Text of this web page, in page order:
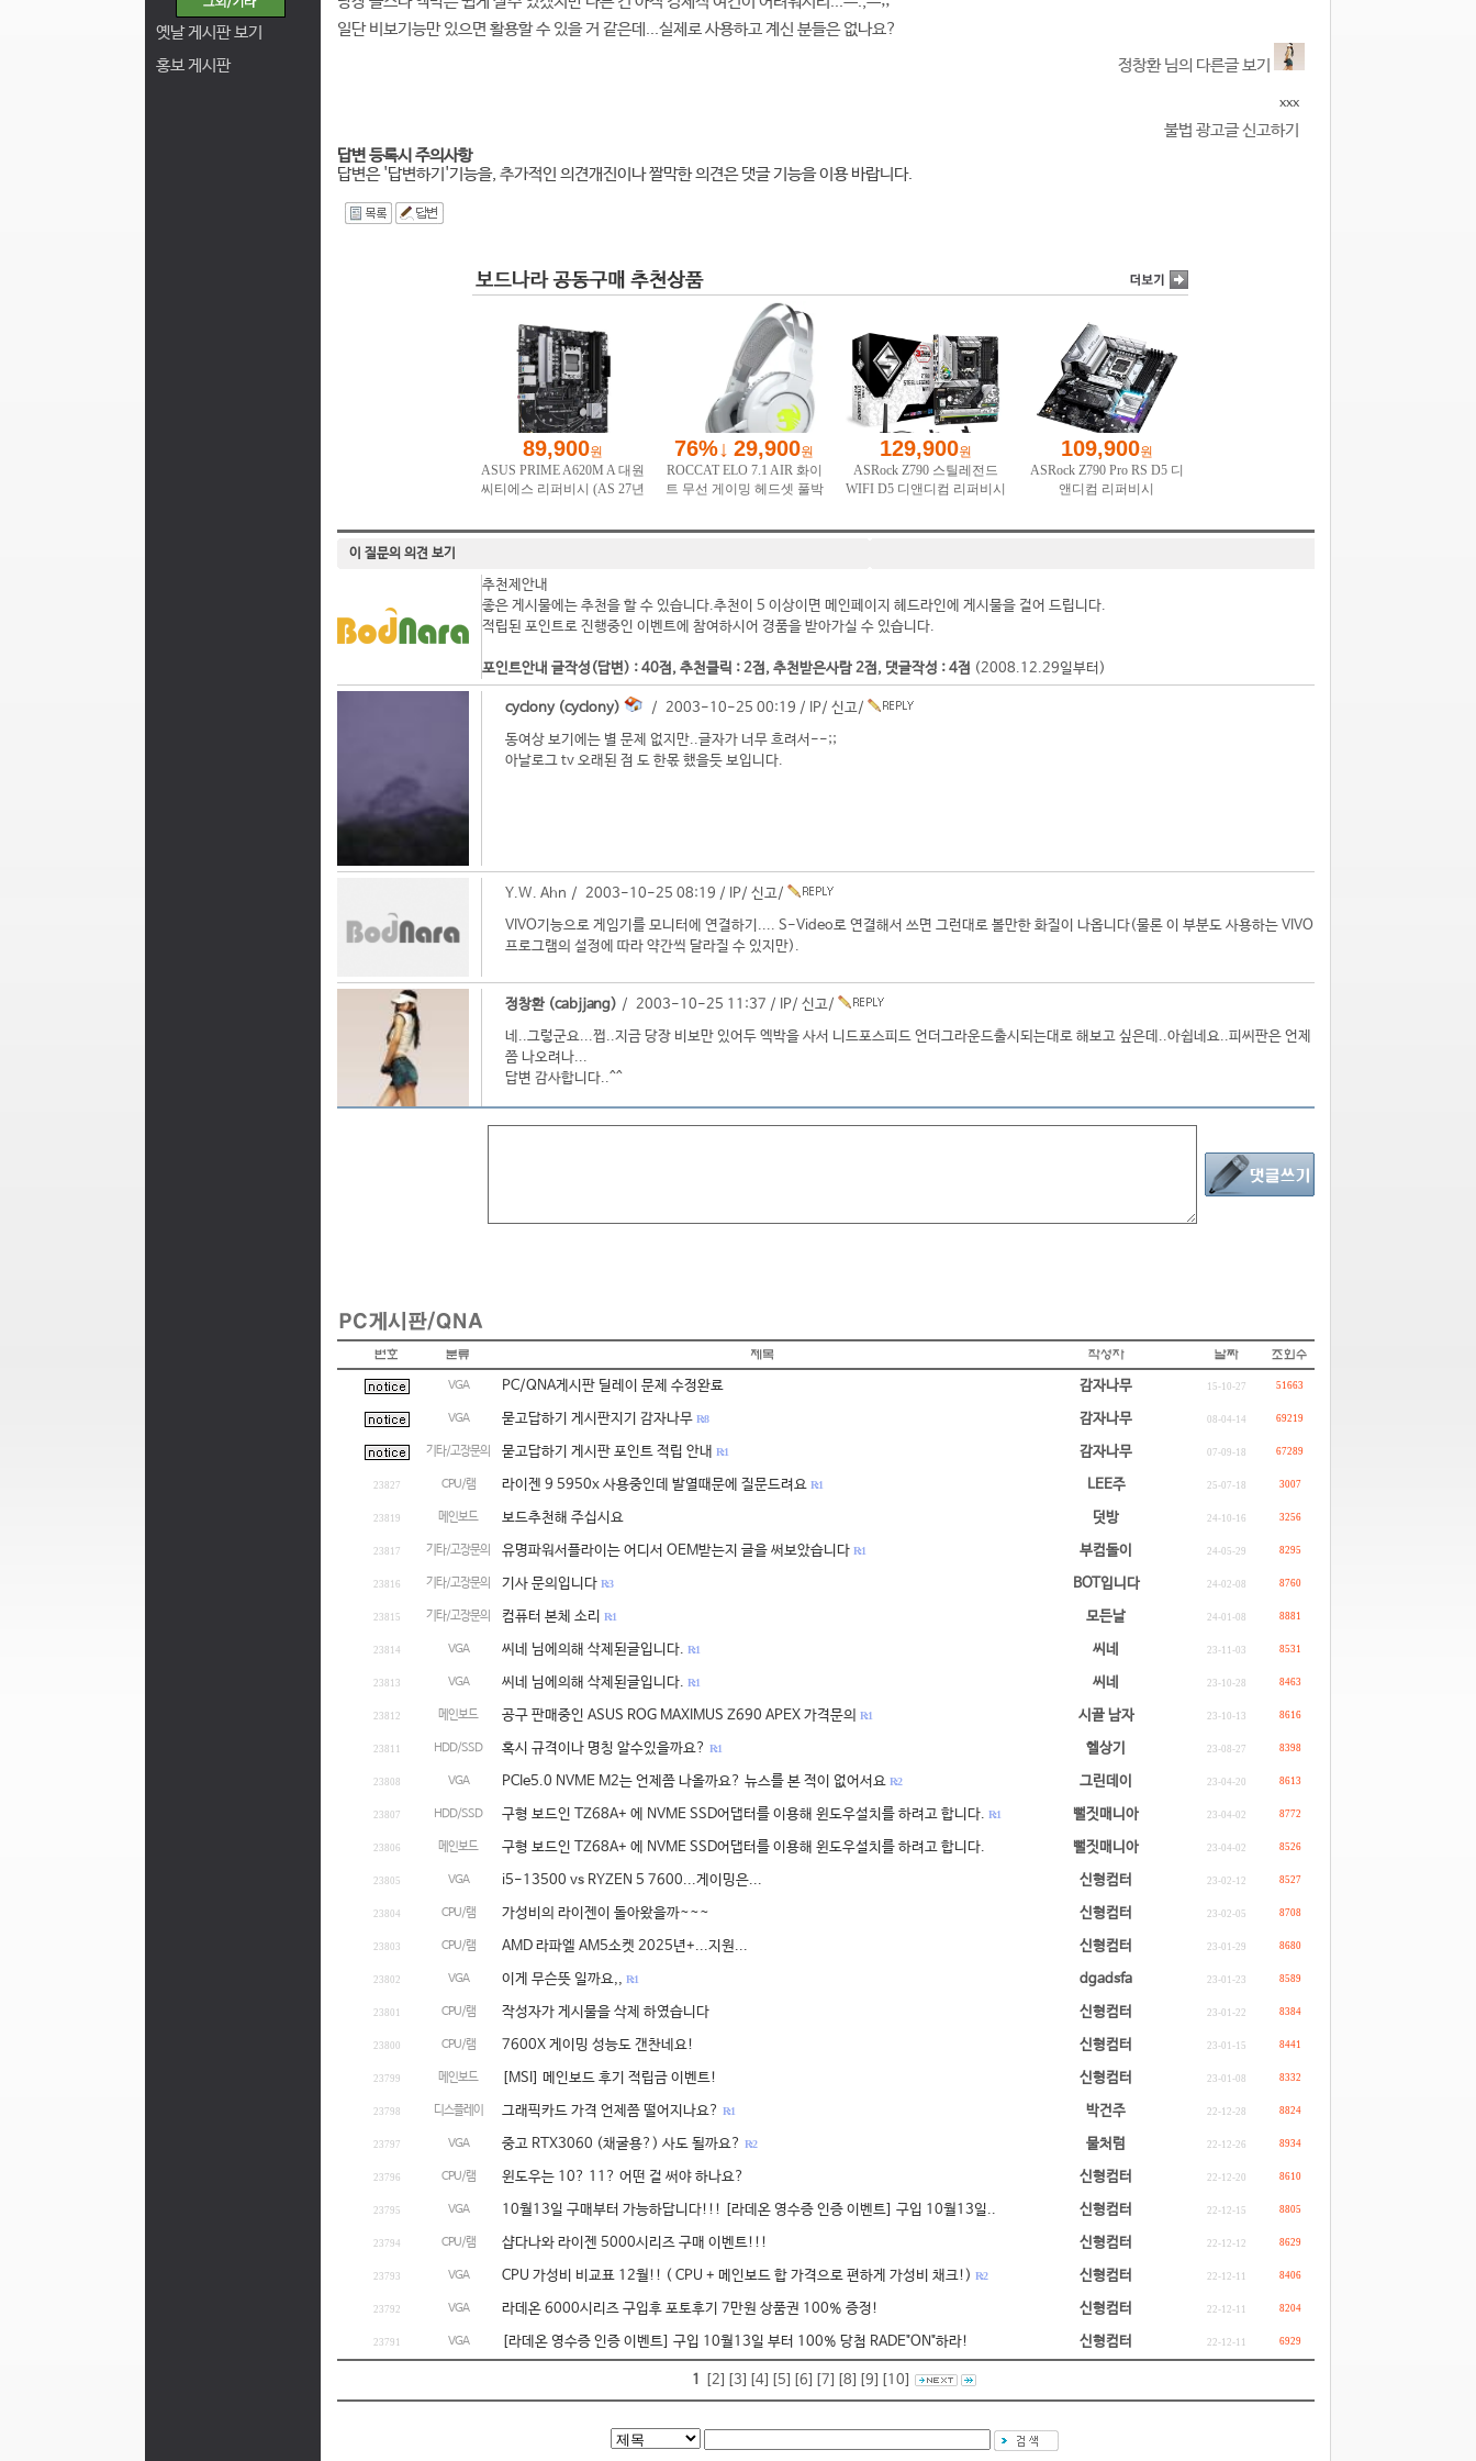
옛날 게시판 보기
홍보 게시판
일단 비보기능만 있으면 활용할 수 있을 거 같은데...실제로 사용하고 계신 분들은 없나요?
정창환 님의 다른글 보기
xxx
불법 광고글 신고하기
답변 등록시 주의사항
답변은 '답변하기'기능을, 추가적인 의견개진이나 짤막한 의견은 댓글 기능을 이용 바랍니다.
이 질문의 의견 보기
추천제안내
좋은 게시물에는 추천을 할 수 있습니다.추천이 5 이상이면 메인페이지 헤드라인에 게시물을 걸어 드립니다.
적립된 포인트로 진행중인 이벤트에 참여하시어 경품을 받아가실 수 있습니다.
포인트안내 글작성(답변) : 40점, 추천클릭 : 2점, 추천받은사람 2점, 댓글작성 : 4점 (2008.12.29일부터)
cyclony (cyclony) / 2003-10-25 00:19 / IP/ 신고/
동여상 보기에는 별 문제 없지만..글자가 너무 흐려서--;;
아날로그 tv 오래된 점 도 한몫 했을듯 보입니다.
Y.W. Ahn / 2003-10-25 08:19 / IP/ 신고/
VIVO기능으로 게임기를 모니터에 연결하기.... S-Video로 연결해서 쓰면 그런대로 볼만한 화질이 나옵니다(물론 이 부분도 사용하는 VIVO
프로그램의 설정에 따라 약간씩 달라질 수 있지만).
정창환 (cabjjang) / 2003-10-25 11:37 / IP/ 신고/
네..그렇군요...쩝..지금 당장 비보만 있어두 엑박을 사서 니드포스피드 언더그라운드출시되는대로 해보고 싶은데..아쉽네요..피씨판은 언제
쯤 나오려나...
답변 감사합니다..^^
VGA PC/QNA게시판 딜레이 문제 수정완료 감자나무 15-10-27 51663
VGA 묻고답하기 게시판지기 감자나무 R: 8 감자나무 08-04-14 69219
기타/고장문의 묻고답하기 게시판 포인트 적립 안내 R: 1 감자나무 07-09-18 67289
23827 CPU/램 라이젠 9 5950x 사용중인데 발열때문에 질문드려요 R: 1 LEE주 25-07-18 3007
23819 메인보드 보드추천해 주십시요 덧방 24-10-16 3256
23817 기타/고장문의 유명파워서플라이는 어디서 OEM받는지 글을 써보았습니다 R: 1 부컴돌이 24-05-29 8295
23816 기타/고장문의 기사 문의입니다 R: 3 BOT입니다 24-02-08 8760
23815 기타/고장문의 컴퓨터 본체 소리 R: 1 모든날 24-01-08 8881
23814 VGA 씨네 님에의해 삭제된글입니다. R: 1 씨네 23-11-03 8531
23813 VGA 씨네 님에의해 삭제된글입니다. R: 1 씨네 23-10-28 8463
23812 메인보드 공구 판매중인 ASUS ROG MAXIMUS Z690 APEX 가격문의 R: 1 시골 남자 23-10-13 8616
23811 HDD/SSD 혹시 규격이나 명칭 알수있을까요? R: 1 헬상기 23-08-27 8398
23808 VGA PCIe5.0 NVME M2는 언제쯤 나올까요? 뉴스를 본 적이 없어서요 R: 2 그린데이 23-04-20 8613
23807 HDD/SSD 구형 보드인 TZ68A+ 에 NVME SSD어댑터를 이용해 윈도우설치를 하려고 합니다. R: 1 뻘짓매니아 23-04-02 8772
23806 메인보드 구형 보드인 TZ68A+ 에 NVME SSD어댑터를 이용해 윈도우설치를 하려고 합니다. 뻘짓매니아 23-04-02 8526
23805 VGA i5-13500 vs RYZEN 5 7600...게이밍은... 신형컴터 23-02-12 8527
23804 CPU/램 가성비의 라이젠이 돌아왔을까~~~ 신형컴터 23-02-05 8708
23803 CPU/램 AMD 라파엘 AM5소켓 2025년+...지원... 신형컴터 23-01-29 8680
23802 VGA 이게 무슨뜻 일까요,, R: 1 dgadsfa 23-01-23 8589
23801 CPU/램 작성자가 게시물을 삭제 하였습니다 신형컴터 23-01-22 8384
23800 CPU/램 7600X 게이밍 성능도 갠찬네요! 신형컴터 23-01-15 8441
23799 메인보드 [MSI] 메인보드 후기 적립금 이벤트! 신형컴터 23-01-08 8332
23798 디스플레이 그래픽카드 가격 언제쯤 떨어지나요? R: 1 박건주 22-12-28 8824
23797 VGA 중고 RTX3060 (채굴용?) 사도 될까요? R: 2 물처럼 22-12-26 8934
23796 CPU/램 윈도우는 10? 11? 어떤 걸 써야 하나요? 신형컴터 22-12-20 8610
23795 VGA 10월13일 구매부터 가능하답니다!!! [라데온 영수증 인증 이벤트] 구입 10월13일.. 신형컴터 22-12-15 8805
23794 CPU/램 샵다나와 라이젠 5000시리즈 구매 이벤트!!! 신형컴터 22-12-12 8629
23793 VGA CPU 가성비 비교표 12월!! ( CPU + 메인보드 합 가격으로 편하게 가성비 채크!) R: 2 신형컴터 22-12-11 8406
23792 VGA 라데온 6000시리즈 구입후 포토후기 7만원 상품권 100% 증정! 신형컴터 22-12-11 8204
23791 VGA [라데온 영수증 인증 이벤트] 구입 10월13일 부터 100% 당첨 RADE"ON"하라! 신형컴터 22-12-11 6929
1 [2] [3] [4] [5] [6] [7] [8] [9] [10]